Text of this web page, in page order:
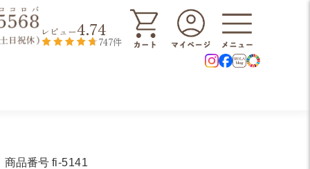
レビュー4.74
747件
商品番号 fi-5141